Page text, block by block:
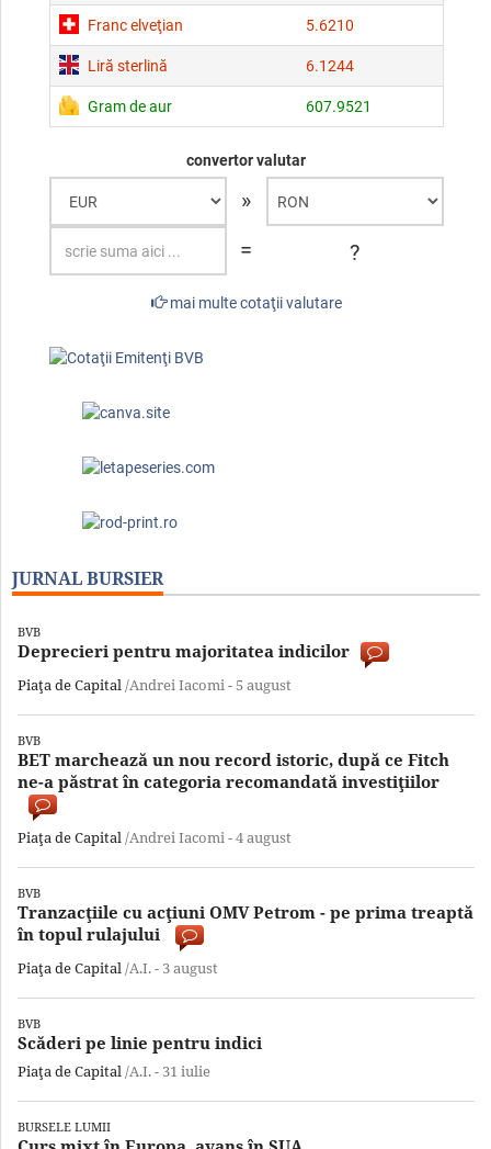
Franc elveţian 5.6210
Liră sterlină 6.1244
Gram de aur 607.9521
convertor valutar
»
=
?
mai multe cotaţii valutare
JURNAL BURSIER
BVB
Deprecieri pentru majoritatea indicilor
Piaţa de Capital/Andrei Iacomi - 5 august
BVB
BET marchează un nou record istoric, după ce Fitch
ne-a păstrat în categoria recomandată investiţiilor
Piaţa de Capital/Andrei Iacomi -4 august
BVB
Tranzacţiile cu acţiuni OMV Petrom - pe prima treaptă
în topul rulajului
Piaţa de Capital/A.I. - 3 august
BVB
Scăderi pe linie pentru indici
Piaţa de Capital/A.I. - 31 iulie
BURSELE LUMII